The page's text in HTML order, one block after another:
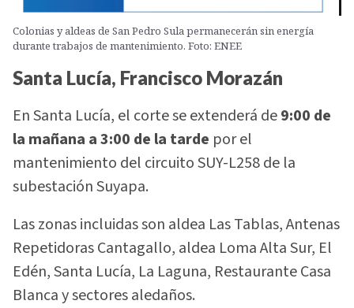
Colonias y aldeas de San Pedro Sula permanecerán sin energía
durante trabajos de mantenimiento. Foto: ENEE
Santa Lucía, Francisco Morazán
En Santa Lucía, el corte se extenderá de9:00 de
la mañana a 3:00 de la tarde por el
mantenimiento del circuito SUY-L258 de la
subestación Suyapa.
Las zonas incluidas son aldea Las Tablas, Antenas
Repetidoras Cantagallo, aldea Loma Alta Sur, El
Edén, Santa Lucía, La Laguna, Restaurante Casa
Blanca y sectores aledaños.